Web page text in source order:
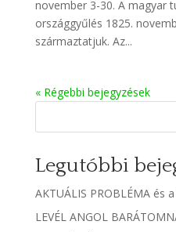
november 3-30. A magyar
országgyűlés 1825.
származtatjuk. Az...
« Régebbi bejegyzések
Legutóbbi
AKTUÁLIS PROBLÉMA és
LEVÉL ANGOL